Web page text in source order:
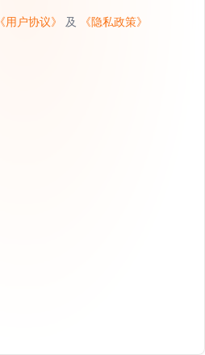
《用户协议》 及 《隐私政策》